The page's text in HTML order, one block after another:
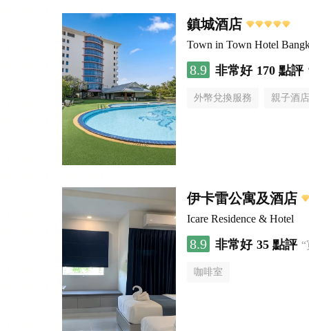
鎮城酒店
Town in Town Hotel
8.9 非常好 170 點評
外幣兌換服務 親子酒店
伊卡雷公寓及酒店
Icare Residence & Hotel
8.9 非常好 35 點評
咖啡室